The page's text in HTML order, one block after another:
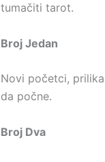
tumačiti tarot.
Broj Jedan
Novi početci,
da počne.
Broj Dva